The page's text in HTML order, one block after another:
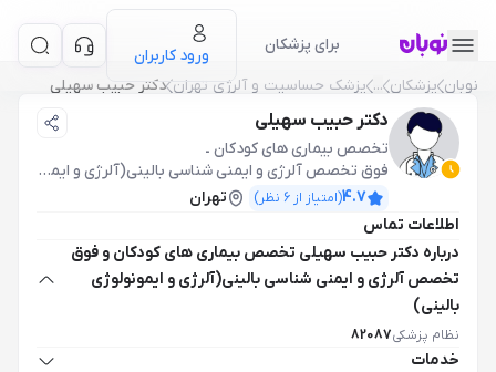
برای پزشکان
ورود کاربران
نوبان پزشکان ... پزشک حساسيت و آلرژي تهران دکتر حبیب سهیلی
دکتر حبیب سهیلی
تخصص بیماری های کودکان ـ
فوق تخصص آلرژی و ایمنی شناسی بالینی(آلرژی و ایمونولوژی بالینی)
4.7(امتیاز از 6 نظر)
تهران
اطلاعات تماس
درباره دکتر حبیب سهیلی تخصص بیماری های کودکان و فوق
تخصص آلرژی و ایمنی شناسی بالینی(آلرژی و ایمونولوژی
بالینی)
نظام پزشکی82087
خدمات